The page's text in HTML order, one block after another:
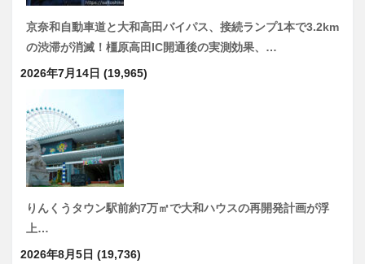
京奈和自動車道と大和高田バイパス、接続ランプ1本で3.2km
の渋滞が消滅！橿原高田IC開通後の実測効果、…
2026年7月14日 (19,965)
りんくうタウン駅前約7万㎡で大和ハウスの再開発計画が浮
上…
2026年8月5日 (19,736)